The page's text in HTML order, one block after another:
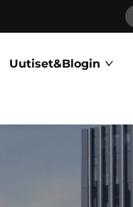
Uutiset&Blogin